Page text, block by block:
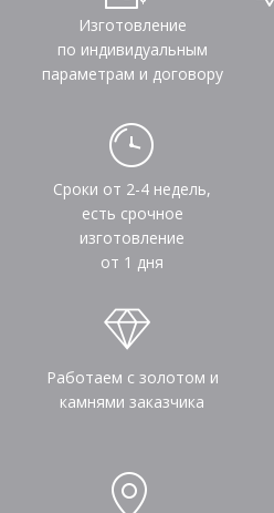
Изготовление
по индивидуальным
параметрам и договору
Сроки от 2-4 недель,
есть срочное
изготовление
от 1 дня
Работаем с золотом и
камнями заказчика